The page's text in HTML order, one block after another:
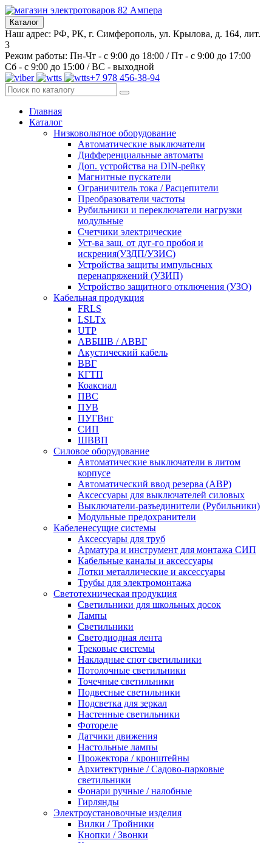
Каталог
Наш адрес: РФ, РК, г. Симферополь, ул. Крылова, д. 164, лит.
3
Режим работы: Пн-Чт - с 9:00 до 18:00 / Пт - с 9:00 до 17:00
Сб - с 9:00 до 15:00 / ВС - выходной
+7 978 456-38-94
Главная
Каталог
Низковольтное оборудование
Автоматические выключатели
Дифференциальные автоматы
Доп. устройства на DIN-рейку
Магнитные пускатели
Ограничитель тока / Расцепители
Преобразователи частоты
Рубильники и переключатели нагрузки
модульные
Счетчики электрические
Уст-ва защ. от дуг-го пробоя и
искрения(УЗДП/УЗИС)
Устройства защиты импульсных
перенапряжений (УЗИП)
Устройство защитного отключения (УЗО)
Кабельная продукция
FRLS
LSLTx
UTP
АВБШВ / АВВГ
Акустический кабель
ВВГ
КГТП
Коаксиал
ПВС
ПУВ
ПУГВнг
СИП
ШВВП
Силовое оборудование
Автоматические выключатели в литом
корпусе
Автоматический ввод резерва (АВР)
Аксессуары для выключателей силовых
Выключатели-разъединители (Рубильники)
Модульные предохранители
Кабеленесущие системы
Аксессуары для труб
Арматура и инструмент для монтажа СИП
Кабельные каналы и аксессуары
Лотки металлические и аксессуары
Трубы для электромонтажа
Светотехническая продукция
Светильники для школьных досок
Лампы
Светильники
Светодиодная лента
Трековые системы
Накладные спот светильники
Потолочные светильники
Точечные светильники
Подвесные светильники
Подсветка для зеркал
Настенные светильники
Фотореле
Датчики движения
Настольные лампы
Прожектора / кронштейны
Архитектурные / Садово-парковые
светильники
Фонари ручные / налобные
Гирлянды
Электроустановочные изделия
Вилки / Тройники
Кнопки / Звонки